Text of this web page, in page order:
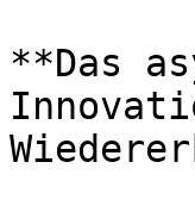
**Das